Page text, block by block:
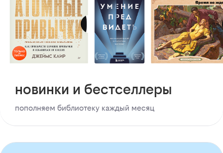
новинки и бестселлеры
пополняем библиотеку каждый месяц